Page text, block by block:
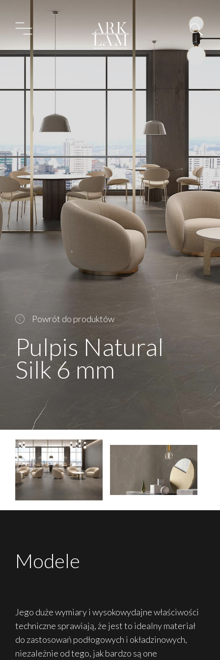
Powrót do produktów
Pulpis Natural
Silk 6 mm
Modele
Jego duże wymiary i wysokowydajne właściwości
techniczne sprawiają, że jest to idealny materiał
do zastosowań podłogowych i okładzinowych,
niezależnie od tego, jak bardzo są one